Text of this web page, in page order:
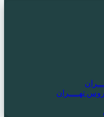
تهــــران